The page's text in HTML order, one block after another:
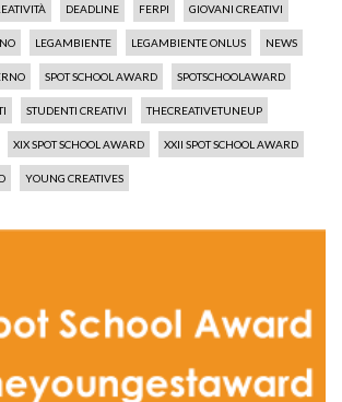
DEADLINE FERPI GIOVANI CREATIVI
LEGAMBIENTE LEGAMBIENTE ONLUS NEWS
SPOT SCHOOL AWARD SPOTSCHOOLAWARD
STUDENTI CREATIVI THECREATIVETUNEUP
XIX SPOT SCHOOL AWARD XXII SPOT SCHOOL AWARD
YOUNG CREATIVES